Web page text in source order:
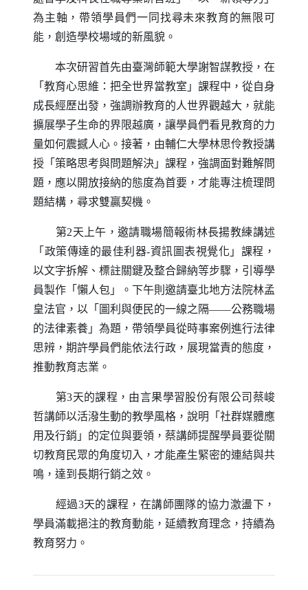
為主軸，帶領學員們一同找尋未來教育的無限可
能，創造學校場域的新風貌。
本次研習首先由臺灣師範大學謝智謀教授，在
「教育心思維：把全世界當教室」課程中，從自身
成長經歷出發，強調辦教育的人世界觀越大，就能
擴展學子生命的界限越廣，讓學員們看見教育的力
量如何震撼人心。接著，由輔仁大學林思伶教授講
授「策略思考與問題解決」課程，強調面對難解問
題，應以開放接納的態度為首要，才能專注梳理問
題結構，尋求雙贏契機。
第2天上午，邀請職場簡報術林長揚教練講述
「政策傳達的最佳利器-資訊圖表視覺化」課程，
以文字拆解、標註關鍵及整合歸納等步驟，引導學
員製作「懶人包」。下午則邀請臺北地方法院林孟
皇法官，以「圖利與便民的一線之隔——公務職場
的法律素養」為題，帶領學員從時事案例進行法律
思辨，期許學員們能依法行政，展現當責的態度，
推動教育志業。
第3天的課程，由言果學習股份有限公司蔡峻
哲講師以活潑生動的教學風格，說明「社群媒體應
用及行銷」的定位與要領，蔡講師提醒學員要從關
切教育民眾的角度切入，才能產生緊密的連結與共
鳴，達到長期行銷之效。
經過3天的課程，在講師團隊的協力激盪下，
學員滿載挹注的教育動能，延續教育理念，持續為
教育努力。